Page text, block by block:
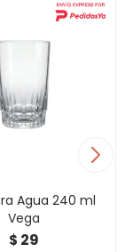
Agua 240 ml
Vega
$ 29